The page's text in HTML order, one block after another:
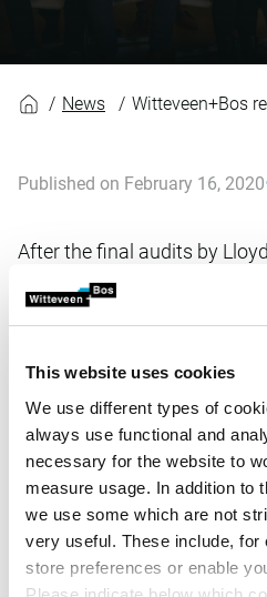
This website uses cookies
We use different types of
always use functional and
necessary for the website to
measure usage. In addition to
we use some which are not
very useful. These include,
store preferences or enable
News Witteveen+Bos receives
Published on February 16, 2020
After the final audits by
authority), Witteveen+Bos
certification last week for
according to the AVG/GDPR.
information security
organisation that develops
international standards.
ISO27001 specificeert eisen
implementeren, uitvoeren,
bijhouden en verbeteren van